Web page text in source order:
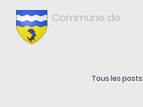
Commune de
Tous les posts